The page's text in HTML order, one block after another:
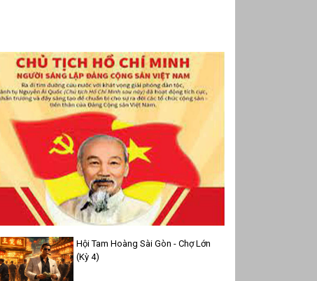
Hội Tam Hoàng Sài Gòn - Chợ Lớn
(Kỳ 4)